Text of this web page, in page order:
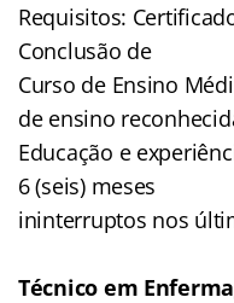
Requisitos:
Conclusão de
Curso de Ensino
de ensino
Educação e
6 (seis) meses
ininterruptos nos
Técnico em